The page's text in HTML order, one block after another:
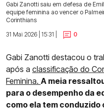
Gabi Zanotti saiu em defesa de
equipe feminina ao vencer o
Corinthians
31 Mai 2026 | 15:31 |
0
Gabi Zanotti destacou o
após a classificação do
Feminina. A meia
para o desempenho da
como ela tem conduzido